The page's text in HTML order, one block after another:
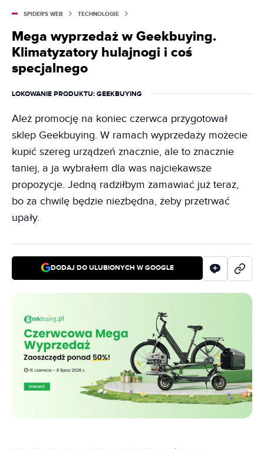
SPIDER'S WEB TECHNOLOGIE
Mega wyprzedaż w Geekbuying.
Klimatyzatory hulajnogi i coś
specjalnego
LOKOWANIE PRODUKTU: GEEKBUYING
Ależ promocję na koniec czerwca przygotował
sklep Geekbuying. W ramach wyprzedaży możecie
kupić szereg urządzeń znacznie, ale to znacznie
taniej, a ja wybrałem dla was najciekawsze
propozycje. Jedną radziłbym zamawiać już teraz,
bo za chwilę będzie niezbędna, żeby przetrwać
upały.
DODAJ DO ULUBIONYCH W GOOGLE